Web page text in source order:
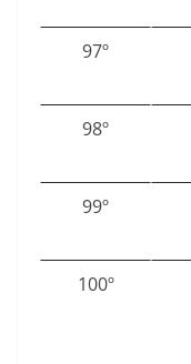
97º
98º
99º
100º